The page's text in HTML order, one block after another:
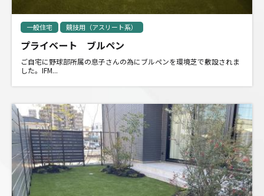
一般住宅 競技用（アスリート系）
プライベート ブルペン
ご自宅に野球部所属の息子さんの為にブルペンを環境芝で敷設されま
した。IFM...